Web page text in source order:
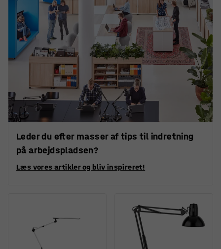
Leder du efter masser af tips til indretning
på arbejdspladsen?
Læs vores artikler og bliv inspireret!